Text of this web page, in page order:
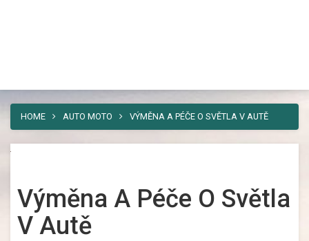
HOME AUTO MOTO VÝMĚNA A PÉČE O SVĚTLA V AUTĚ
Výměna A Péče O Světla
V Autě